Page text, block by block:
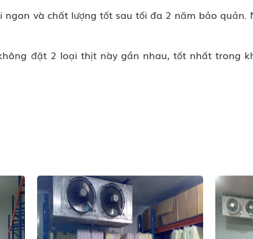
và chất lượng tốt sau tối đa 2 năm bảo quản.
đặt 2 loại thịt này gần nhau, tốt nhất trong